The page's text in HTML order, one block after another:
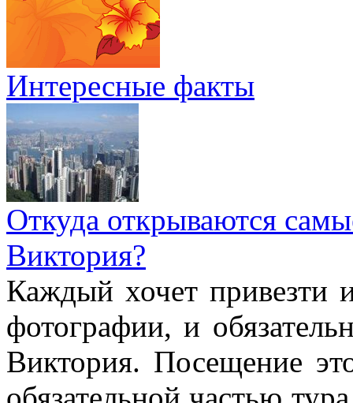
Интересные факты
Откуда открываются
Виктория?
Каждый хочет привезти
фотографии, и
Виктория. Посещение